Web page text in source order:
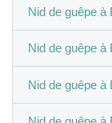
Nid de guêpe à
Nid de guêpe à
Nid de guêpe à